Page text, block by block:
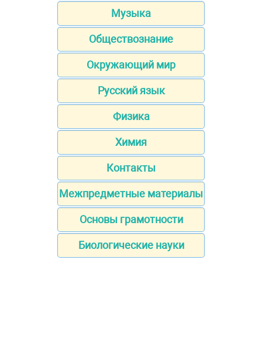
Музыка
Обществознание
Окружающий мир
Русский язык
Физика
Химия
Контакты
Межпредметные материалы
Основы грамотности
Биологические науки